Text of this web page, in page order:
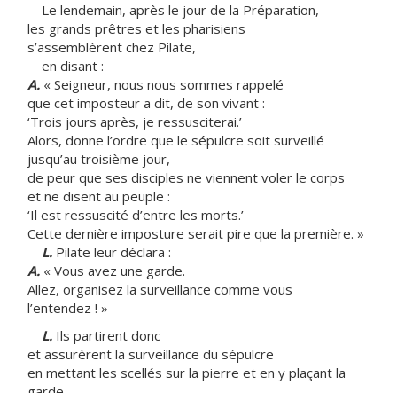
Le lendemain, après le jour de la Préparation,
les grands prêtres et les pharisiens
s’assemblèrent chez Pilate,
en disant :
A. « Seigneur, nous nous sommes rappelé
que cet imposteur a dit, de son vivant :
‘Trois jours après, je ressusciterai.’
Alors, donne l’ordre que le sépulcre soit surveillé
jusqu’au troisième jour,
de peur que ses disciples ne viennent voler le corps
et ne disent au peuple :
‘Il est ressuscité d’entre les morts.’
Cette dernière imposture serait pire que la première. »
L. Pilate leur déclara :
A. « Vous avez une garde.
Allez, organisez la surveillance comme vous
l’entendez ! »
L. Ils partirent donc
et assurèrent la surveillance du sépulcre
en mettant les scellés sur la pierre et en y plaçant la